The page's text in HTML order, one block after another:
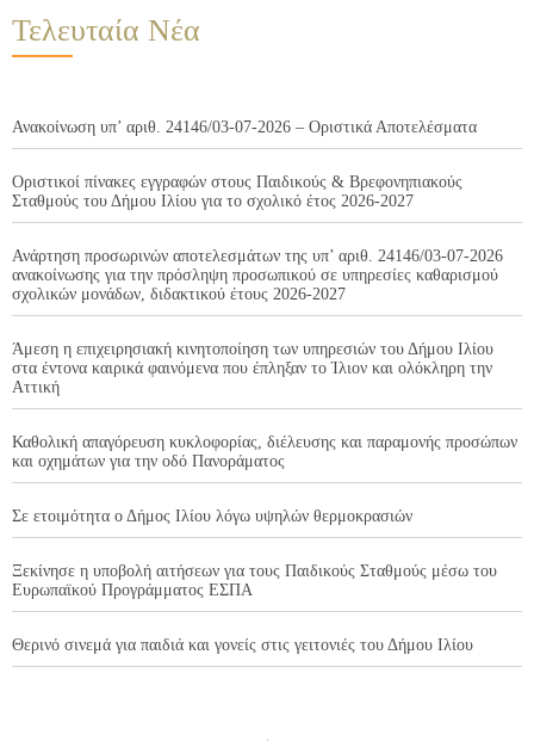
Τελευταία Νέα
Ανακοίνωση υπ’ αριθ. 24146/03-07-2026 – Οριστικά Αποτελέσματα
Οριστικοί πίνακες εγγραφών στους Παιδικούς & Βρεφονηπιακούς
Σταθμούς του Δήμου Ιλίου για το σχολικό έτος 2026-2027
Ανάρτηση προσωρινών αποτελεσμάτων της υπ’ αριθ. 24146/03-07-2026
ανακοίνωσης για την πρόσληψη προσωπικού σε υπηρεσίες καθαρισμού
σχολικών μονάδων, διδακτικού έτους 2026-2027
Άμεση η επιχειρησιακή κινητοποίηση των υπηρεσιών του Δήμου Ιλίου
στα έντονα καιρικά φαινόμενα που έπληξαν το Ίλιον και ολόκληρη την
Αττική
Καθολική απαγόρευση κυκλοφορίας, διέλευσης και παραμονής προσώπων
και οχημάτων για την οδό Πανοράματος
Σε ετοιμότητα ο Δήμος Ιλίου λόγω υψηλών θερμοκρασιών
Ξεκίνησε η υποβολή αιτήσεων για τους Παιδικούς Σταθμούς μέσω του
Ευρωπαϊκού Προγράμματος ΕΣΠΑ
Θερινό σινεμά για παιδιά και γονείς στις γειτονιές του Δήμου Ιλίου